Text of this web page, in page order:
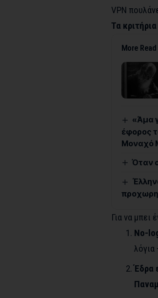
VPN
Τα
More Read
«Άμα
έφορος
Μοναχό
Όταν
Για να μπει
No-
λόγια
Έδρα